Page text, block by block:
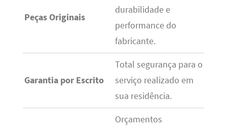
Peças Originais
durabilidade e
performance do
fabricante.
Garantia por Escrito
Total segurança para o
serviço realizado em
sua residência.
Orçamentos